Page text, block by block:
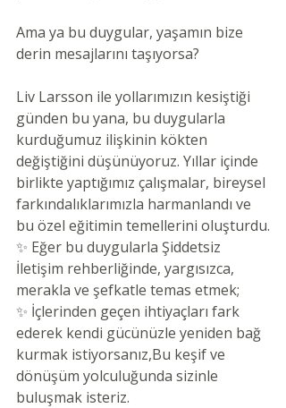
Ama ya bu duygular, yaşamın bize
derin mesajlarını taşıyorsa?
Liv Larsson ile yollarımızın kesiştiği
günden bu yana, bu duygularla
kurduğumuz ilişkinin kökten
değiştiğini düşünüyoruz. Yıllar içinde
birlikte yaptığımız çalışmalar, bireysel
farkındalıklarımızla harmanlandı ve
bu özel eğitimin temellerini oluşturdu.
✨ Eğer bu duygularla Şiddetsiz
İletişim rehberliğinde, yargısızca,
merakla ve şefkatle temas etmek;
✨ İçlerinden geçen ihtiyaçları fark
ederek kendi gücünüzle yeniden bağ
kurmak istiyorsanız,Bu keşif ve
dönüşüm yolculuğunda sizinle
buluşmak isteriz.